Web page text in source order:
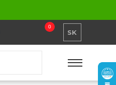
0
SK